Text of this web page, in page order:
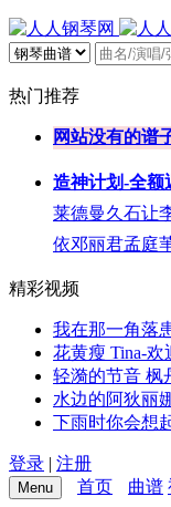
热门推荐
网站没有的谱
造神计划-全额
莱德曼久石让
依邓丽君孟庭
精彩视频
我在那一角落
花黄瘦 Tina-欢
轻漪的节音 枫
水边的阿狄丽
下雨时你会想
登录 | 注册
Menu 首页 曲谱